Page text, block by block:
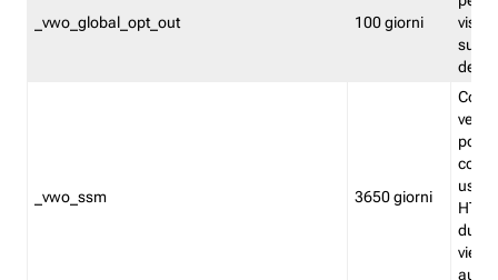
_vwo_global_opt_out 100 giorni
su
_vwo_ssm 3650 giorni
viene